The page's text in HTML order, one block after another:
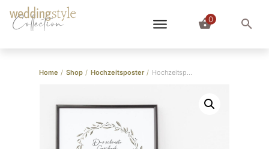
Collection 0
Home / Shop / Hochzeitsposter / Hochzeitsposter “Elegant Branch”